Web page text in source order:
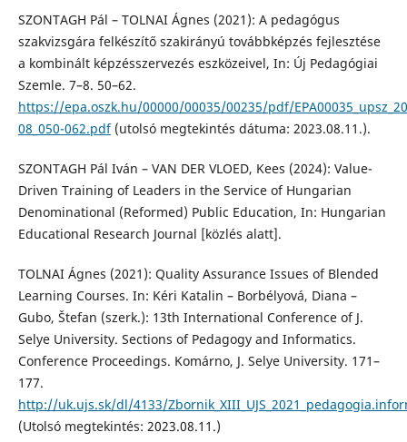
SZONTAGH Pál – TOLNAI Ágnes (2021): A pedagógus
szakvizsgára felkészítő szakirányú továbbképzés fejlesztése
a kombinált képzésszervezés eszközeivel, In: Új Pedagógiai
Szemle. 7–8. 50–62.
https://epa.oszk.hu/00000/00035/00235/pdf/
08_050-062.pdf(utolsó megtekintés dátuma: 2023.08.11.).
SZONTAGH Pál Iván – VAN DER VLOED, Kees (2024): Value-
Driven Training of Leaders in the Service of Hungarian
Denominational (Reformed) Public Education, In: Hungarian
Educational Research Journal [közlés alatt].
TOLNAI Ágnes (2021): Quality Assurance Issues of Blended
Learning Courses. In: Kéri Katalin – Borbélyová, Diana –
Gubo, Štefan (szerk.): 13th International Conference of J.
Selye University. Sections of Pedagogy and Informatics.
Conference Proceedings. Komárno, J. Selye University. 171–
177.
http://uk.ujs.sk/dl/4133/
(Utolsó megtekintés: 2023.08.11.)